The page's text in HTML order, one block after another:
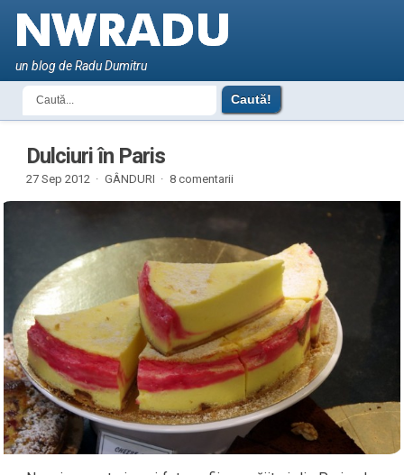
un blog de Radu Dumitru
Dulciuri în Paris
27 Sep 2012 · GÂNDURI · 8 comentarii